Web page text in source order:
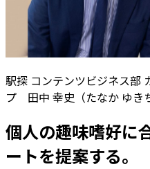
駅探 コンテンツビジネス部
プ 田中 幸史（たなか ゆき
個人の趣味嗜好に
ートを提案する。